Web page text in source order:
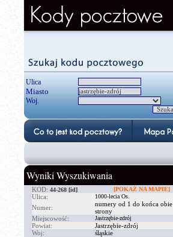
Ulica
Miasto
Woj.
Wyniki Wyszukiwania
KOD: 44-268 [id] [POKAŻ NA MAPIE]
Ulica: 1000-lecia Os.
Numer:
numery od 1 do końca obie
strony
Miejscowość:
Jastrzębie-zdrój
Powiat:
Jastrzębie-zdrój
Woj:
śląskie